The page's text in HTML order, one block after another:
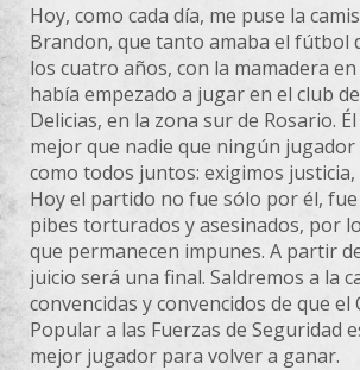
Hoy, como cada día, me puse la
Brandon, que tanto amaba el fútbol
los cuatro años, con la mamadera
había empezado a jugar en el club
Delicias, en la zona sur de Rosario.
mejor que nadie que ningún
como todos juntos: exigimos justicia,
Hoy el partido no fue sólo por él,
pibes torturados y asesinados, por
que permanecen impunes. A partir
juicio será una final. Saldremos a la
convencidas y convencidos de que el
Popular a las Fuerzas de Seguridad
mejor jugador para volver a ganar.